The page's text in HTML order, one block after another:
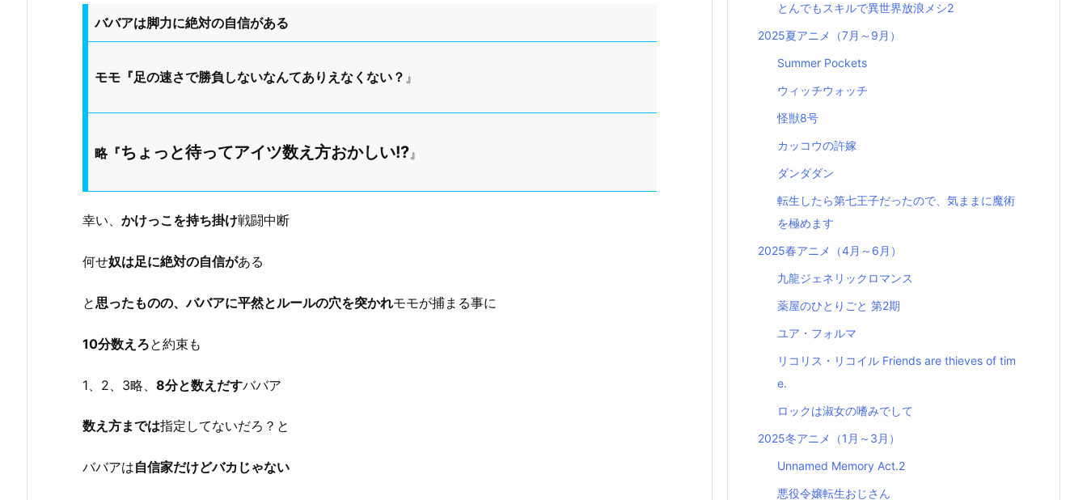
ババアは脚力に絶対の自信がある
モモ『足の速さで勝負しないなんてありえなくない？ 』
略『ちょっと待ってアイツ数え方おかしい!? 』
幸い、 かけっこを持ち掛け戦闘中断
何せ奴は足に絶対の自信がある
と思ったものの、ババアに平然とルールの穴を突かれモモが捕まる事に
10分数えろと約束も
1、2、3略、 8分と数えだすババア
数え方までは指定してないだろ？と
ババアは自信家だけどバカじゃない
とんでもスキルで異世界放浪メシ2
2025夏アニメ（7月～9月）
Summer Pockets
ウィッチウォッチ
怪獣8号
カッコウの許嫁
ダンダダン
転生したら第七王子だったので、気ままに魔術
を極めます
2025春アニメ（4月～6月）
九龍ジェネリックロマンス
薬屋のひとりごと 第2期
ユア・フォルマ
リコリス・リコイル Friends are thieves of tim
e.
ロックは淑女の嗜みでして
2025冬アニメ（1月～3月）
Unnamed Memory Act.2
悪役令嬢転生おじさん